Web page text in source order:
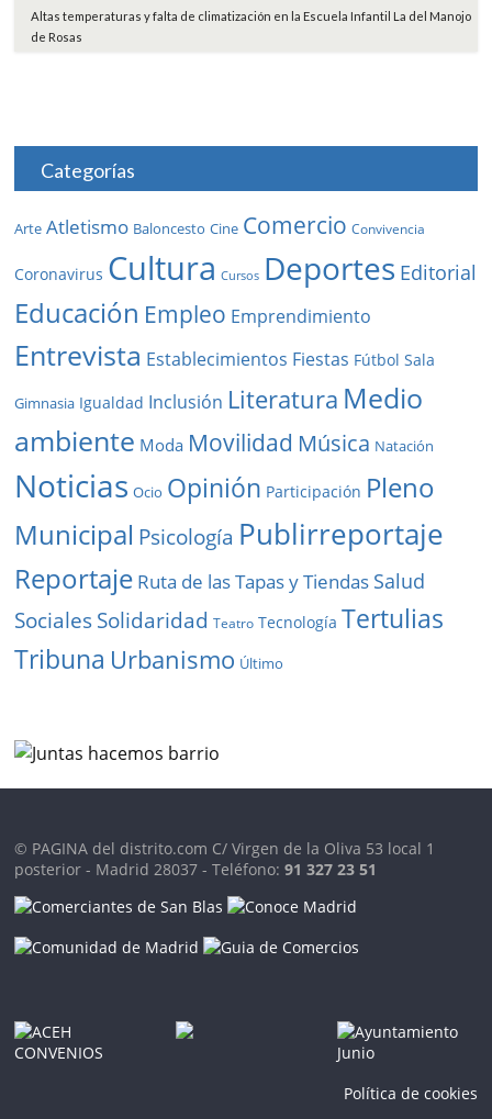
Altas temperaturas y falta de climatización en la Escuela Infantil La del Manojo
de Rosas
Categorías
Arte Atletismo Baloncesto Cine Comercio Convivencia
Coronavirus Cultura Cursos Deportes Editorial
Educación Empleo Emprendimiento
Entrevista Establecimientos Fiestas Fútbol Sala
Gimnasia Igualdad Inclusión Literatura Medio
ambiente Moda Movilidad Música Natación
Noticias Ocio Opinión Participación Pleno
Municipal Psicología Publirreportaje
Reportaje Ruta de las Tapas y Tiendas Salud
SocialesSolidaridad Teatro Tecnología Tertulias
Tribuna Urbanismo Último
© PAGINA del distrito.com C/ Virgen de la Oliva 53 local 1
posterior - Madrid 28037 - Teléfono:91 327 23 51
Política de cookies